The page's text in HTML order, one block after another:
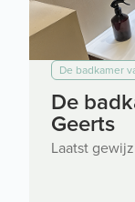
De badkamer
De
Geerts
Laatst